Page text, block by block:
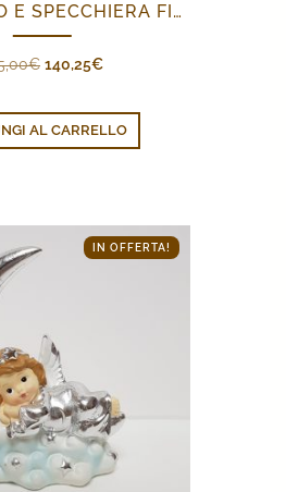
PORTAFOTO E SPECCHIERA FIORELLINI
€ Il
originale
era:
165,00€.
140,25€Il
attuale
è:
140,25€.
AL CARRELLO
IN OFFERTA!